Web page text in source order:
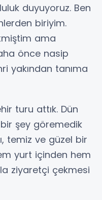
duyuyoruz. Ben
biriyim.
ama
önce nasip
yakından tanıma
turu attık. Dün
şey göremedik
temiz ve güzel bir
yurt içinden hem
ziyaretçi çekmesi